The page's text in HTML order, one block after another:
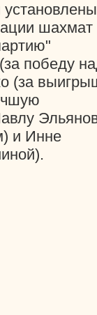
шахмат
победу
(за
и Инне